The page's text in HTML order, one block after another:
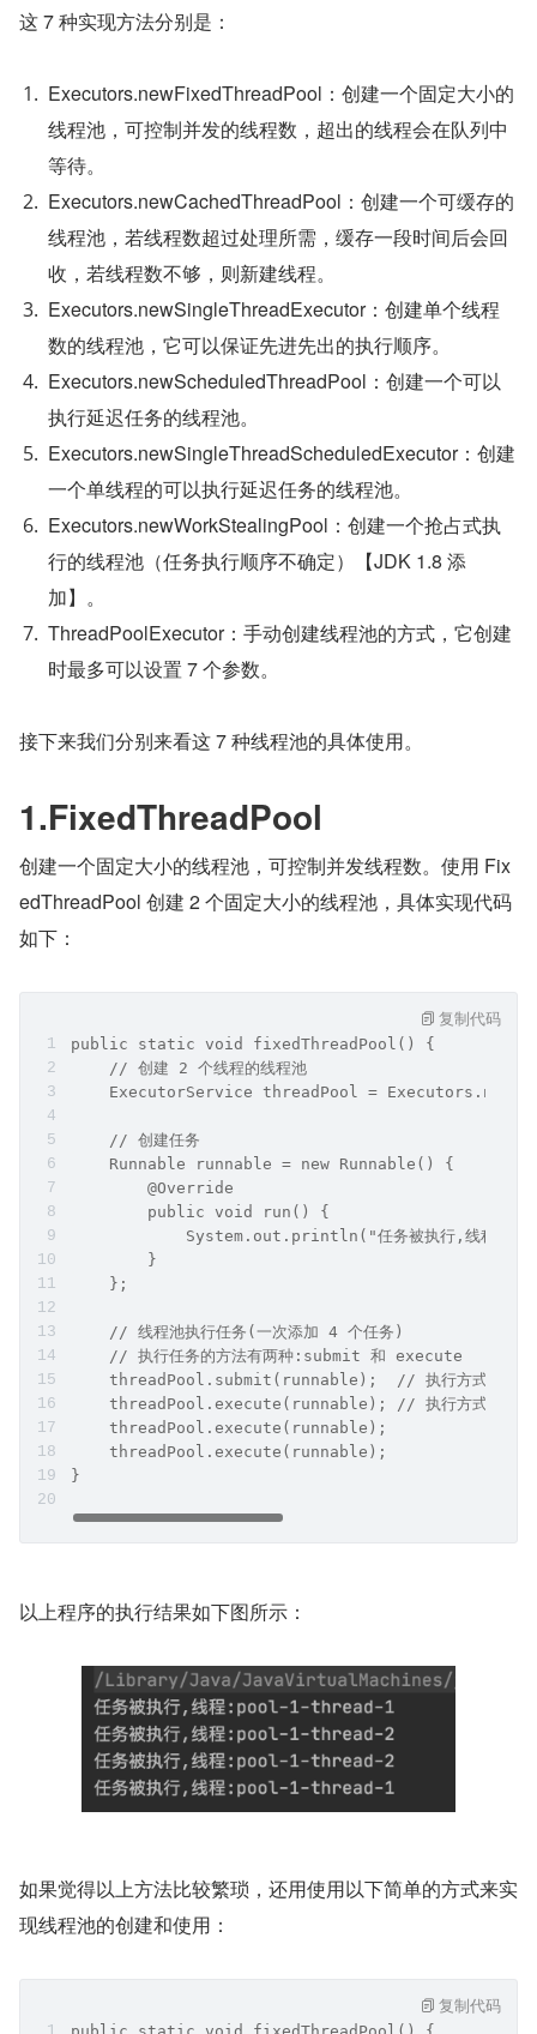
这 7 种实现方法分别是：
Executors.newFixedThreadPool：创建一个固定大小的
线程池，可控制并发的线程数，超出的线程会在队列中
等待。
Executors.newCachedThreadPool：创建一个可缓存的
线程池，若线程数超过处理所需，缓存一段时间后会回
收，若线程数不够，则新建线程。
Executors.newSingleThreadExecutor：创建单个线程
数的线程池，它可以保证先进先出的执行顺序。
Executors.newScheduledThreadPool：创建一个可以
执行延迟任务的线程池。
Executors.newSingleThreadScheduledExecutor：创建
一个单线程的可以执行延迟任务的线程池。
Executors.newWorkStealingPool：创建一个抢占式执
行的线程池（任务执行顺序不确定）【JDK 1.8 添
加】。
ThreadPoolExecutor：手动创建线程池的方式，它创建
时最多可以设置 7 个参数。
接下来我们分别来看这 7 种线程池的具体使用。
1.FixedThreadPool
创建一个固定大小的线程池，可控制并发线程数。使用 Fix
edThreadPool 创建 2 个固定大小的线程池，具体实现代码
如下：
public static void fixedThreadPool() {
    // 创建 2 个线程的线程池
ExecutorService threadPool =
    // 创建任务
    Runnable runnable = new Runnable() {
        @Override
        public void run() {
System.out.println("任务被执行,线程
        }
    };
    // 线程池执行任务(一次添加 4 个任务)
    // 执行任务的方法有两种:submit 和 execute
threadPool.submit(runnable);  // 执行方式
threadPool.execute(runnable); // 执行方式
    threadPool.execute(runnable);
    threadPool.execute(runnable);
}
复制代码
以上程序的执行结果如下图所示：
如果觉得以上方法比较繁琐，还用使用以下简单的方式来实
现线程池的创建和使用：
复制代码